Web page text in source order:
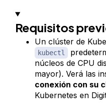
Requisitos
Un clúster de
kubectl
núcleos de CPU
mayor). Verá las
conexión con su
Kubernetes en